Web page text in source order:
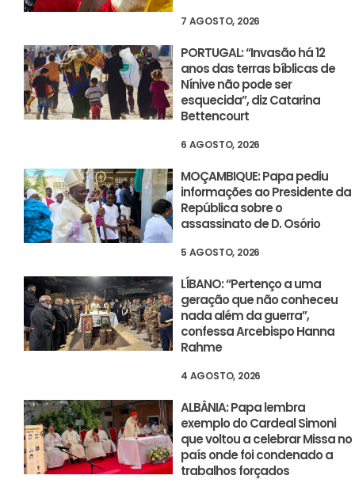
7 AGOSTO, 2026
PORTUGAL: “Invasão há 12
anos das terras bíblicas de
Nínive não pode ser
esquecida”, diz Catarina
Bettencourt
6 AGOSTO, 2026
MOÇAMBIQUE: Papa pediu
informações ao Presidente da
República sobre o
assassinato de D. Osório
5 AGOSTO, 2026
LÍBANO: “Pertenço a uma
geração que não conheceu
nada além da guerra”,
confessa Arcebispo Hanna
Rahme
4 AGOSTO, 2026
ALBÂNIA: Papa lembra
exemplo do Cardeal Simoni
que voltou a celebrar Missa no
país onde foi condenado a
trabalhos forçados